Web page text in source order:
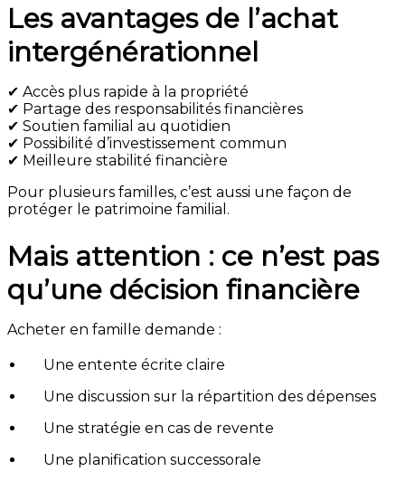
Les avantages de l’achat
intergénérationnel
✔ Accès plus rapide à la propriété
✔ Partage des responsabilités financières
✔ Soutien familial au quotidien
✔ Possibilité d’investissement commun
✔ Meilleure stabilité financière
Pour plusieurs familles, c’est aussi une façon de
protéger le patrimoine familial.
Mais attention : ce n’est pas
qu’une décision financière
Acheter en famille demande :
Une entente écrite claire
Une discussion sur la répartition des dépenses
Une stratégie en cas de revente
Une planification successorale